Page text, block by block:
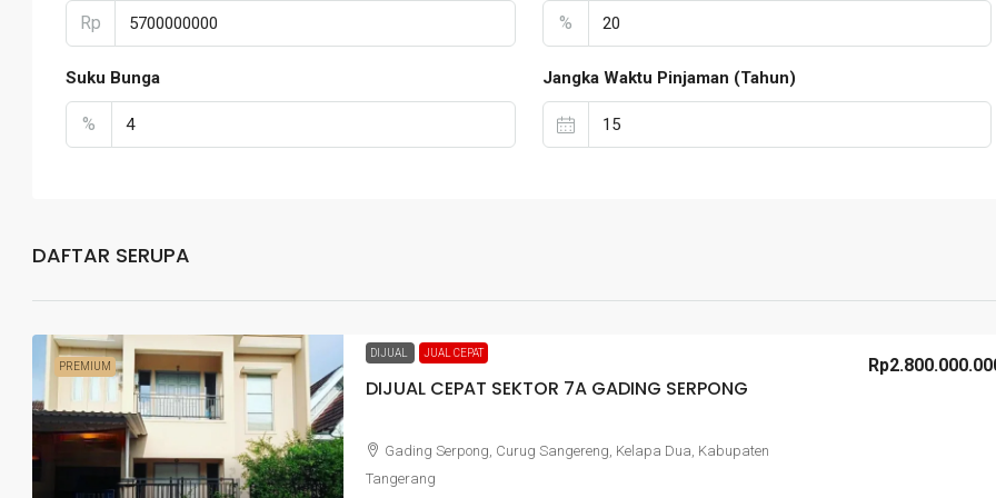
Rp %
Suku Bunga
%
Jangka Waktu Pinjaman (Tahun)
DAFTAR SERUPA
PREMIUM
DIJUAL JUAL CEPAT
DIJUAL CEPAT SEKTOR 7A GADING SERPONG
Gading Serpong, Curug Sangereng, Kelapa Dua, Kabupaten
Tangerang